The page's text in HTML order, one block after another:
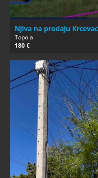
Njiva na prodaju
Topola
180 €